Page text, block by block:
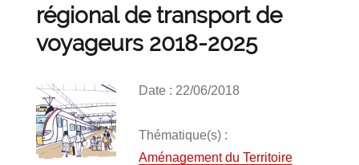
régional de transport de
voyageurs 2018-2025
Date : 22/06/2018
Thématique(s) :
Aménagement du Territoire